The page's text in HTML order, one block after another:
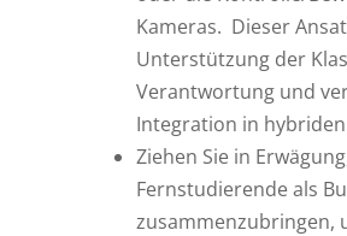
Kameras. Dieser
Unterstützung der
Verantwortung und
Integration in
Ziehen Sie in
Fernstudierende als
zusammenzubringen,